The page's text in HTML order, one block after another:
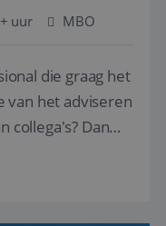
uur MBO
die graag het
van het adviseren
collega's? Dan
zoeken